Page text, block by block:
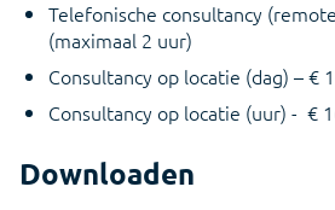
Telefonische consultancy
(maximaal 2 uur)
Consultancy op locatie (dag) – €
Consultancy op locatie (uur) - €
Downloaden